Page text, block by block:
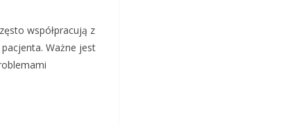
współpracują z
Ważne jest